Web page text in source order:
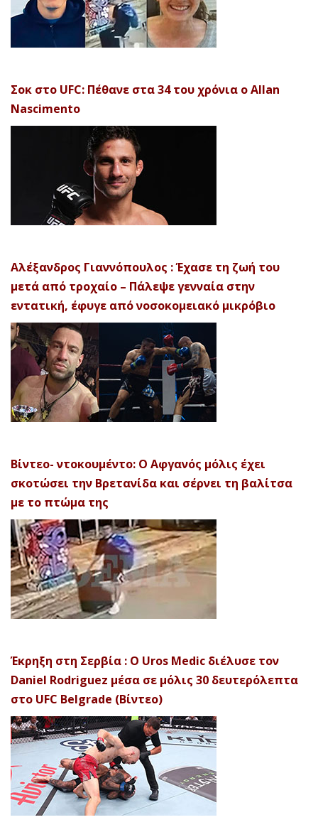
Σοκ στο UFC: Πέθανε στα 34 του χρόνια ο Allan
Nascimento
Αλέξανδρος Γιαννόπουλος : Έχασε τη ζωή του
μετά από τροχαίο – Πάλεψε γενναία στην
εντατική, έφυγε από νοσοκομειακό μικρόβιο
Βίντεο- ντοκουμέντο: Ο Αφγανός μόλις έχει
σκοτώσει την Βρετανίδα και σέρνει τη βαλίτσα
με το πτώμα της
Έκρηξη στη Σερβία : Ο Uros Medic διέλυσε τον
Daniel Rodriguez μέσα σε μόλις 30 δευτερόλεπτα
στο UFC Belgrade (Βίντεο)